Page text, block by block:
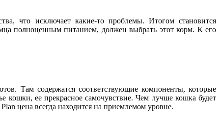
что исключает какие-то проблемы. Итогом становится
полноценным питанием, должен выбрать этот корм. К его
Там содержатся соответствующие компоненты, которые
кошки, ее прекрасное самочувствие. Чем лучше кошка будет
цена всегда находится на приемлемом уровне.